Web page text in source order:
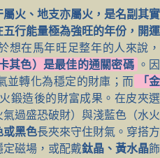
火、地支亦屬火，是名副其實
行能量極為強旺的年份，開運
想在馬年旺足整年的人來說，
其色）是最佳的通關密碼 。因
並轉化為穩定的財庫；而
「金
鍛造後的財富成果。在皮夾選
過盛恐破財）與淺藍色（水火
或黑色長夾來守住財氣。穿搭方
定磁場，或配戴鈦晶、黃水晶飾